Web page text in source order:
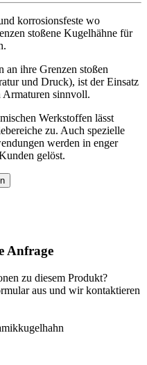
korrosionsfeste wo
stoßene Kugelhähne für
an ihre Grenzen stoßen
und Druck), ist der Einsatz
Armaturen sinnvoll.
Werkstoffen lässt
zu. Auch spezielle
werden in enger
gelöst.
Anfrage
zu diesem Produkt?
aus und wir kontaktieren